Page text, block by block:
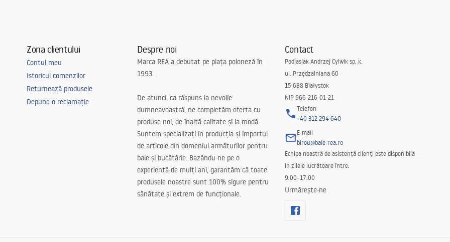
Zona clientului
Contul meu
Istoricul comenzilor
Returnează produsele
Depune o reclamație
Despre noi
Marca REA a debutat pe piața poloneză în
1993.
De atunci, ca răspuns la nevoile
dumneavoastră, ne completăm oferta cu
produse noi, de înaltă calitate și la modă.
Suntem specializați în producția și importul
de articole din domeniul armăturilor pentru
baie și bucătărie. Bazându-ne pe o
experiență de mulți ani, garantăm că toate
produsele noastre sunt 100% sigure pentru
sănătate și extrem de funcționale.
Contact
Podlasiak Andrzej Cylwik sp. k.
ul. Przędzalniana 60
15-688 Białystok
NIP 966-216-01-21
Telefon
+40 312 294 640
E-mail
birou@baie-rea.ro
Echipa noastră de asistență clienți este disponibilă
în zilele lucrătoare între:
9:00–17:00
Urmărește-ne